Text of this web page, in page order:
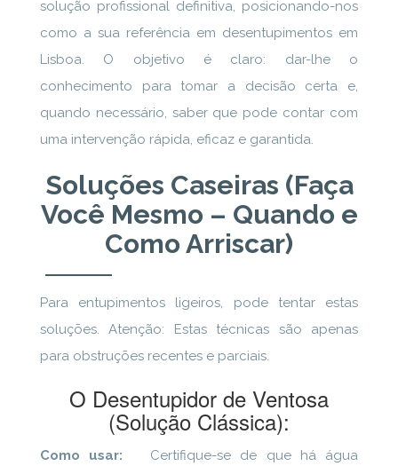
solução profissional definitiva, posicionando-nos
como a sua referência em desentupimentos em
Lisboa. O objetivo é claro: dar-lhe o
conhecimento para tomar a decisão certa e,
quando necessário, saber que pode contar com
uma intervenção rápida, eficaz e garantida.
Soluções Caseiras (Faça
Você Mesmo – Quando e
Como Arriscar)
Para entupimentos ligeiros, pode tentar estas
soluções. Atenção: Estas técnicas são apenas
para obstruções recentes e parciais.
O Desentupidor de Ventosa
(Solução Clássica):
Como usar: Certifique-se de que há água